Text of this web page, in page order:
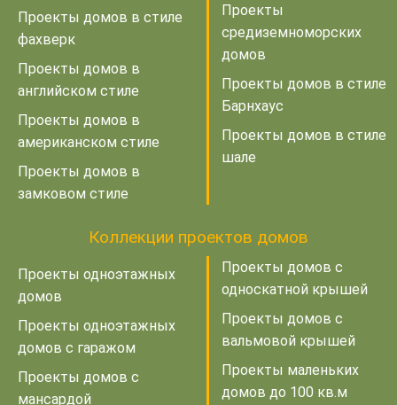
Проекты домов в стиле
фахверк
Проекты домов в
английском стиле
Проекты домов в
американском стиле
Проекты домов в
замковом стиле
Проекты
средиземноморских
домов
Проекты домов в стиле
Барнхаус
Проекты домов в стиле
шале
Коллекции проектов домов
Проекты одноэтажных
домов
Проекты одноэтажных
домов с гаражом
Проекты домов с
мансардой
Проекты домов с
односкатной крышей
Проекты домов с
вальмовой крышей
Проекты маленьких
домов до 100 кв.м